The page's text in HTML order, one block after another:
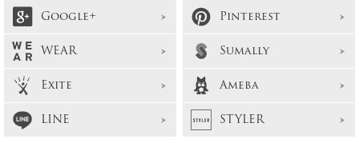
Google+
Pinterest
WEAR
Sumally
Exite
Ameba
LINE
STYLER